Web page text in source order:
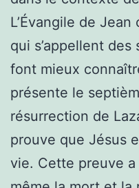
L’Évangile de
qui s’appellent des
font mieux
présente le
résurrection de
prouve que Jésus
vie. Cette preuve